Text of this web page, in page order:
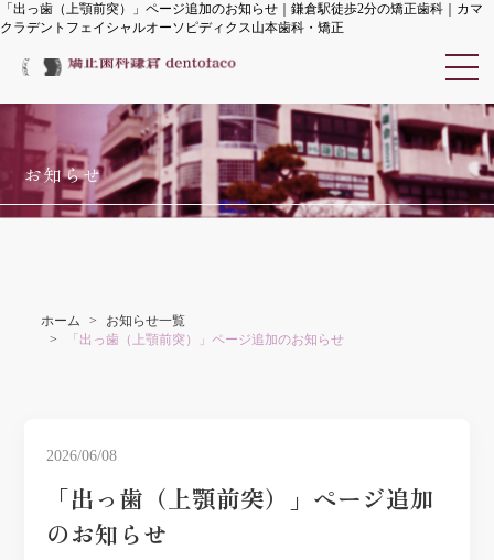
「出っ歯（上顎前突）」ページ追加のお知らせ｜鎌倉駅徒歩2分の矯正歯科｜カマ
クラデントフェイシャルオーソピディクス山本歯科・矯正
カマクラデントフェイシャ
お知らせ
ホーム
お知らせ一覧
「出っ歯（上顎前突）」ページ追加のお知らせ
2026/06/08
「出っ歯（上顎前突）」ページ追加
のお知らせ